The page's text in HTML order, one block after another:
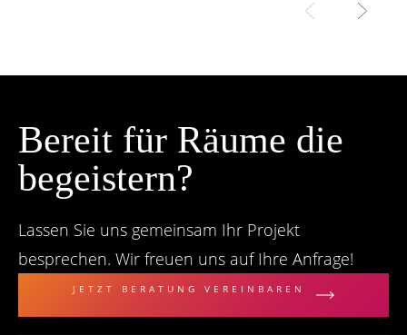
Bereit für Räume die
begeistern?
Lassen Sie uns gemeinsam Ihr Projekt
besprechen. Wir freuen uns auf Ihre Anfrage!
JETZT BERATUNG VEREINBAREN